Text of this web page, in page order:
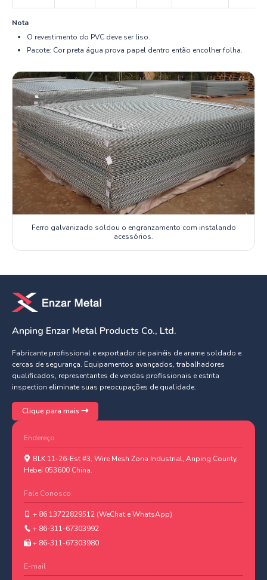
Nota
O revestimento do PVC deve ser liso.
Pacote: Cor preta água prova papel dentro então encolher folha.
Ferro galvanizado soldou o engranzamento com instalando
acessórios.
Anping Enzar Metal Products Co., Ltd.
Fabricante profissional e exportador de painéis de arame soldado e
cercas de segurança. Equipamentos avançados, trabalhadores
qualificados, representantes de vendas profissionais e estrita
inspection eliminate suas preocupações de qualidade.
Clique para mais
Endereço
BLK 11-26-Est #3, Wire Mesh Zona Industrial, Anping County,
Hebei 053600 China.
Fale Conosco
+ 86 13722829512 (WeChat e WhatsApp)
+ 86-311-67303992
+ 86-311-67303980
E-mail